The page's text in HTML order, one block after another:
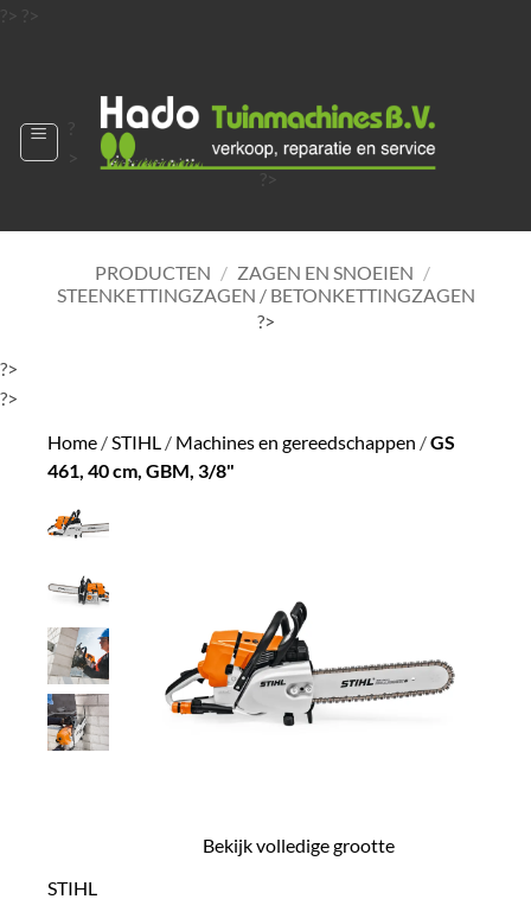
?> ?>
?>
?
PRODUCTEN / ZAGEN EN SNOEIEN /
STEENKETTINGZAGEN / BETONKETTINGZAGEN
?>
?>
?>
Home /STIHL / Machines en gereedschappen /GS
461, 40 cm, GBM, 3/8"
Bekijk volledige grootte
STIHL